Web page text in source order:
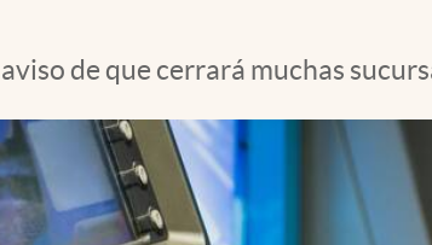
de que cerrará muchas